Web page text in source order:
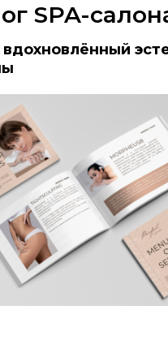
SPA-
вдохновлённый